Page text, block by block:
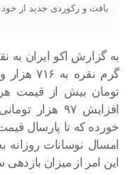
یافت و رکوردی جدید از
به گزارش اکو ایران به
تومان بیش از قیمت
افزایش ۹۷
خورده که تا پارسال
این امر از میزان